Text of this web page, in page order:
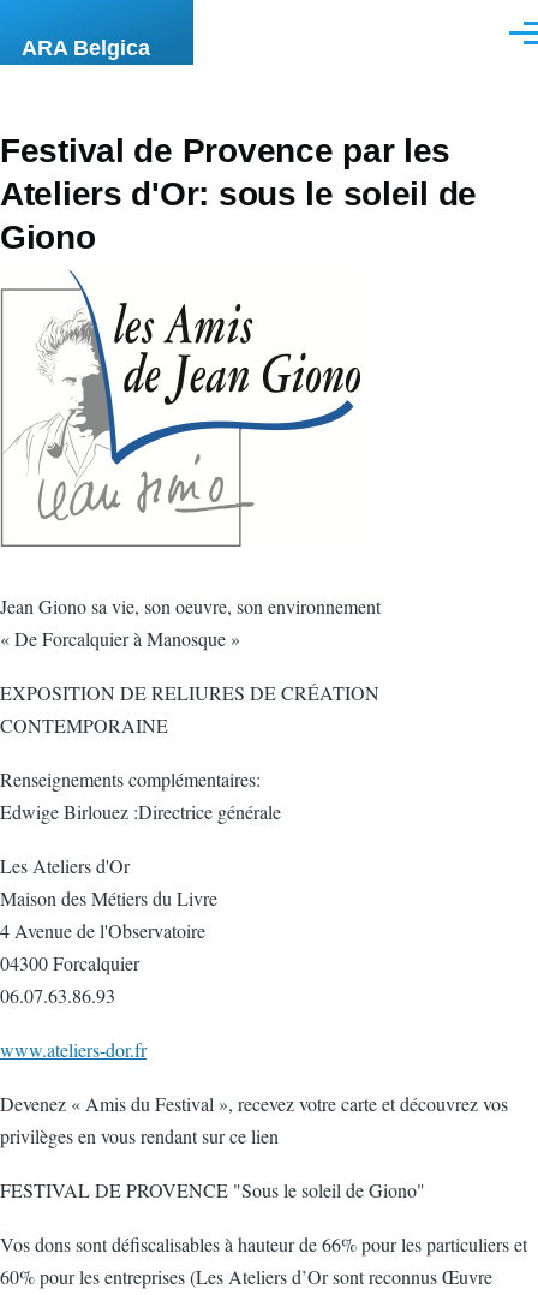
ARA Belgica
Festival de Provence par les
Ateliers d'Or: sous le soleil de
Giono
Jean Giono sa vie, son oeuvre, son environnement
« De Forcalquier à Manosque »
EXPOSITION DE RELIURES DE CRÉATION
CONTEMPORAINE
Renseignements complémentaires:
Edwige Birlouez :Directrice générale
Les Ateliers d'Or
Maison des Métiers du Livre
4 Avenue de l'Observatoire
04300 Forcalquier
06.07.63.86.93
www.ateliers-dor.fr
Devenez « Amis du Festival », recevez votre carte et découvrez vos
privilèges en vous rendant sur ce lien
FESTIVAL DE PROVENCE "Sous le soleil de Giono"
Vos dons sont défiscalisables à hauteur de 66% pour les particuliers et
60% pour les entreprises (Les Ateliers d’Or sont reconnus Œuvre